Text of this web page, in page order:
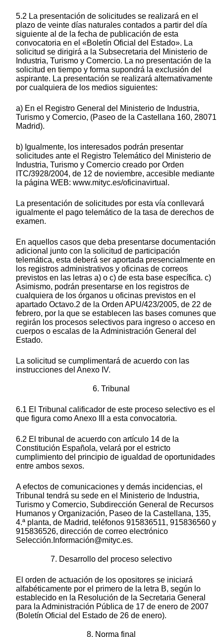
5.2 La presentación de solicitudes se realizará en el
plazo de veinte días naturales contados a partir del día
siguiente al de la fecha de publicación de esta
convocatoria en el «Boletín Oficial del Estado». La
solicitud se dirigirá a la Subsecretaria del Ministerio de
Industria, Turismo y Comercio. La no presentación de la
solicitud en tiempo y forma supondrá la exclusión del
aspirante. La presentación se realizará alternativamente
por cualquiera de los medios siguientes:
a) En el Registro General del Ministerio de Industria,
Turismo y Comercio, (Paseo de la Castellana 160, 28071
Madrid).
b) Igualmente, los interesados podrán presentar
solicitudes ante el Registro Telemático del Ministerio de
Industria, Turismo y Comercio creado por Orden
ITC/3928/2004, de 12 de noviembre, accesible mediante
la página WEB: www.mityc.es/oficinavirtual.
La presentación de solicitudes por esta vía conllevará
igualmente el pago telemático de la tasa de derechos de
examen.
En aquellos casos que deba presentarse documentación
adicional junto con la solicitud de participación
telemática, esta deberá ser aportada presencialmente en
los registros administrativos y oficinas de correos
previstos en las letras a) o c) de esta base específica. c)
Asimismo, podrán presentarse en los registros de
cualquiera de los órganos u oficinas previstos en el
apartado Octavo.2 de la Orden APU/423/2005, de 22 de
febrero, por la que se establecen las bases comunes que
regirán los procesos selectivos para ingreso o acceso en
cuerpos o escalas de la Administración General del
Estado.
La solicitud se cumplimentará de acuerdo con las
instrucciones del Anexo IV.
6. Tribunal
6.1 El Tribunal calificador de este proceso selectivo es el
que figura como Anexo III a esta convocatoria.
6.2 El tribunal de acuerdo con artículo 14 de la
Constitución Española, velará por el estricto
cumplimiento del principio de igualdad de oportunidades
entre ambos sexos.
A efectos de comunicaciones y demás incidencias, el
Tribunal tendrá su sede en el Ministerio de Industria,
Turismo y Comercio, Subdirección General de Recursos
Humanos y Organización, Paseo de la Castellana, 135,
4.ª planta, de Madrid, teléfonos 915836511, 915836560 y
915836526, dirección de correo electrónico
Selección.Información@mityc.es.
7. Desarrollo del proceso selectivo
El orden de actuación de los opositores se iniciará
alfabéticamente por el primero de la letra B, según lo
establecido en la Resolución de la Secretaria General
para la Administración Pública de 17 de enero de 2007
(Boletín Oficial del Estado de 26 de enero).
8. Norma final